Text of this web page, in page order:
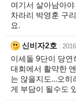
여기서 살아남아
차라리 박영훈 구
요.
신비자2호
이세돌 9단이 당연
대회에서 활약한
는 않을지도...오히
게 부담이 될수도